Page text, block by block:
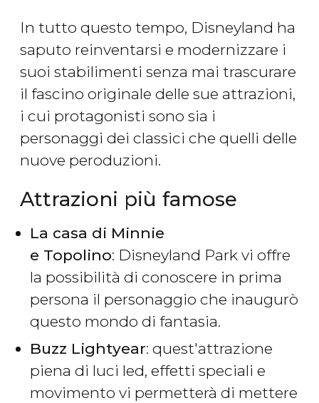
In tutto questo tempo, Disneyland ha
saputo reinventarsi e modernizzare i
suoi stabilimenti senza mai trascurare
il fascino originale delle sue attrazioni,
i cui protagonisti sono sia i
personaggi dei classici che quelli delle
nuove peroduzioni.
Attrazioni più famose
La casa di Minnie
e Topolino: Disneyland Park vi offre
la possibilità di conoscere in prima
persona il personaggio che inaugurò
questo mondo di fantasia.
Buzz Lightyear: quest'attrazione
piena di luci led, effetti speciali e
movimento vi permetterà di mettere